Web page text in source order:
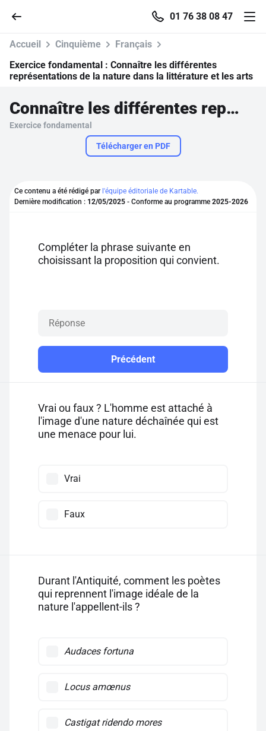
01 76 38 08 47
Parcourir
Se connecter
Pour profiter de 10 contenus offerts.
Accueil Cinquième
Français
Exercice fondamental : Connaître les différentes
représentations de la nature dans la littérature et les arts
Connaître les différentes représentations de la nature dans la littérature et les arts
Exercice fondamental
Télécharger en PDF
Ce contenu a été rédigé par l'équipe éditoriale de Kartable.
Dernière modification : 12/05/2025 - Conforme au programme 2025-2026
Compléter la phrase suivante en
choisissant la proposition qui convient.
Précédent
Vrai ou faux ? L'homme est attaché à
l'image d'une nature déchaînée qui est
une menace pour lui.
Vrai
Faux
Durant l'Antiquité, comment les poètes
qui reprennent l'image idéale de la
nature l'appellent-ils ?
Audaces fortuna
Locus amœnus
Castigat ridendo mores